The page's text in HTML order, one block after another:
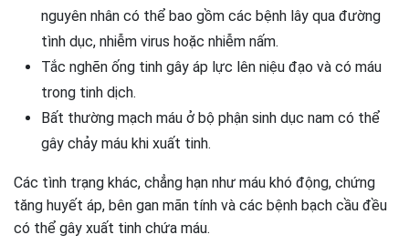
nguyên nhân có thể bao gồm các bệnh lây qua đường
tình dục, nhiễm virus hoặc nhiễm nấm.
Tắc nghẽn ống tinh gây áp lực lên niệu đạo và có máu
trong tinh dịch.
Bất thường mạch máu ở bộ phận sinh dục nam có thể
gây chảy máu khi xuất tinh.
Các tình trạng khác, chẳng hạn như máu khó động, chứng
tăng huyết áp, bên gan mãn tính và các bệnh bạch cầu đều
có thể gây xuất tinh chứa máu.